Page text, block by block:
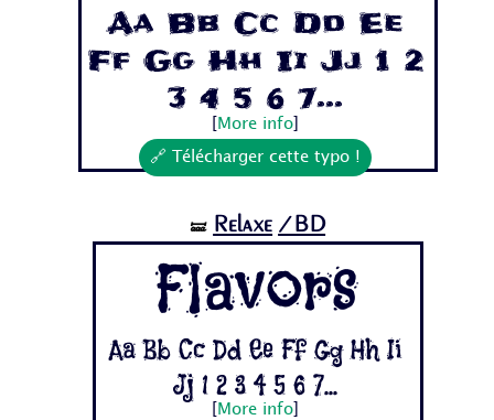
Aa Bb Cc Dd Ee
Ff Gg Hh Ii Jj 1 2
3 4 5 6 7...
More info
🔗 Télécharger cette typo !
🝛 Relaxe /BD
Flavors
Aa Bb Cc Dd Ee Ff Gg Hh Ii
Jj 1 2 3 4 5 6 7...
More info